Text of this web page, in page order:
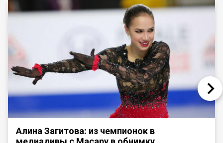
Алина Загитова: из чемпионок в